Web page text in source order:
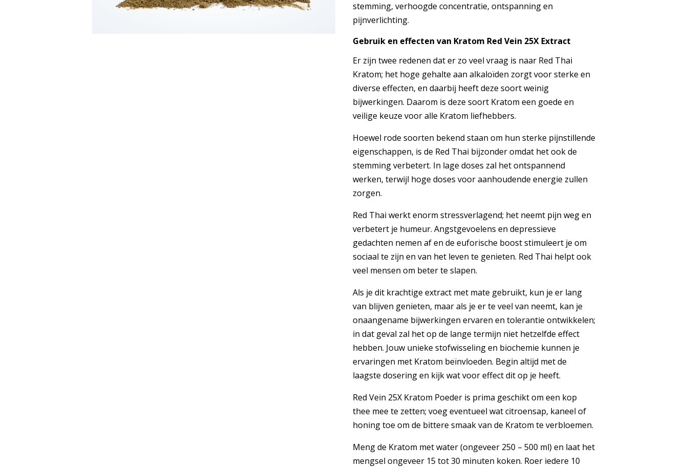
stemming, verhoogde concentratie, ontspanning en
pijnverlichting.
Gebruik en effecten van Kratom Red Vein 25X Extract
Er zijn twee redenen dat er zo veel vraag is naar Red Thai
Kratom; het hoge gehalte aan alkaloïden zorgt voor sterke en
diverse effecten, en daarbij heeft deze soort weinig
bijwerkingen. Daarom is deze soort Kratom een goede en
veilige keuze voor alle Kratom liefhebbers.
Hoewel rode soorten bekend staan om hun sterke pijnstillende
eigenschappen, is de Red Thai bijzonder omdat het ook de
stemming verbetert. In lage doses zal het ontspannend
werken, terwijl hoge doses voor aanhoudende energie zullen
zorgen.
Red Thai werkt enorm stressverlagend; het neemt pijn weg en
verbetert je humeur. Angstgevoelens en depressieve
gedachten nemen af en de euforische boost stimuleert je om
sociaal te zijn en van het leven te genieten. Red Thai helpt ook
veel mensen om beter te slapen.
Als je dit krachtige extract met mate gebruikt, kun je er lang
van blijven genieten, maar als je er te veel van neemt, kan je
onaangename bijwerkingen ervaren en tolerantie ontwikkelen;
in dat geval zal het op de lange termijn niet hetzelfde effect
hebben. Jouw unieke stofwisseling en biochemie kunnen je
ervaringen met Kratom beïnvloeden. Begin altijd met de
laagste dosering en kijk wat voor effect dit op je heeft.
Red Vein 25X Kratom Poeder is prima geschikt om een kop
thee mee te zetten; voeg eventueel wat citroensap, kaneel of
honing toe om de bittere smaak van de Kratom te verbloemen.
Meng de Kratom met water (ongeveer 250 – 500 ml) en laat het
mengsel ongeveer 15 tot 30 minuten koken. Roer iedere 10